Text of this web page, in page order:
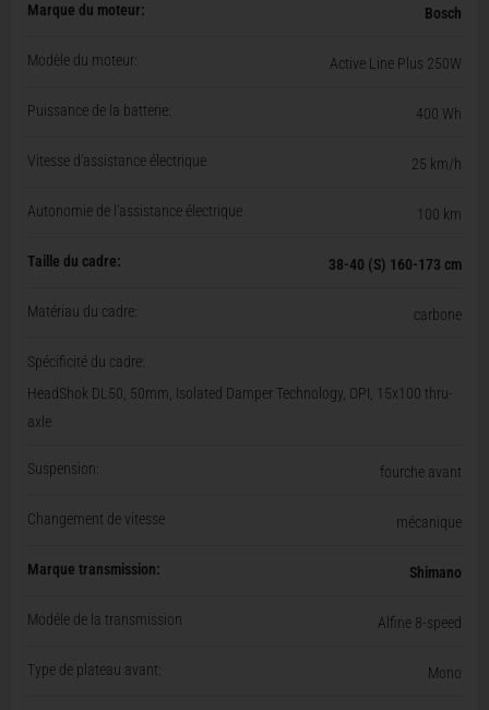
Marque du moteur: Bosch
Modèle du moteur: Active Line Plus 250W
Puissance de la batterie: 400 Wh
Vitesse d'assistance électrique 25 km/h
Autonomie de l'assistance électrique 100 km
Taille du cadre: 38-40 (S) 160-173 cm
Matériau du cadre: carbone
Spécificité du cadre:
HeadShok DL50, 50mm, Isolated Damper Technology, OPI, 15x100 thru-
axle
Suspension: fourche avant
Changement de vitesse mécanique
Marque transmission: Shimano
Modéle de la transmission Alfine 8-speed
Type de plateau avant: Mono